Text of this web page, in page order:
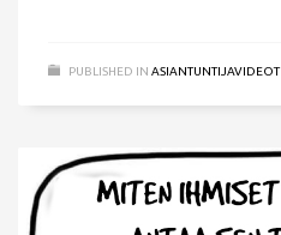
PUBLISHED IN ASIANTUNTIJAVIDEOT